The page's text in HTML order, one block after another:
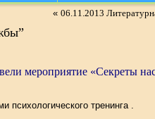
« 06.11.2013
мероприятие «Секреты
психологического тренинга .